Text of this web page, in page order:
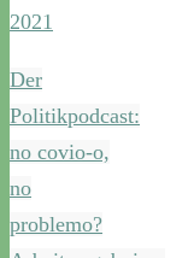
2021
Der
Politikpodcast:
no covio-o,
no
problemo?